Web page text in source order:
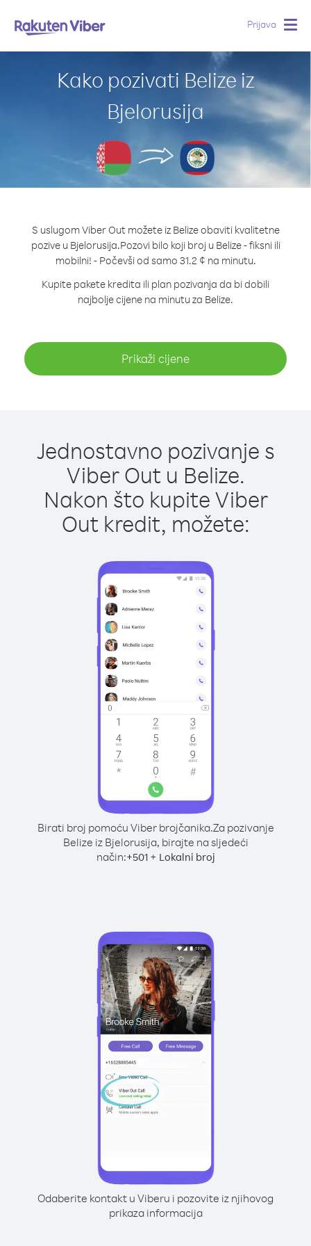
Prijava
Kako pozivati Belize iz
Bjelorusija
S uslugom Viber Out možete iz Belize obaviti kvalitetne
pozive u Bjelorusija.Pozovi bilo koji broj u Belize - fiksni ili
mobilni! - Počevši od samo 31.2 ¢ na minutu.
Kupite pakete kredita ili plan pozivanja da bi dobili
najbolje cijene na minutu za Belize.
Prikaži cijene
Jednostavno pozivanje s
Viber Out u Belize.
Nakon što kupite Viber
Out kredit, možete:
Birati broj pomoću Viber brojčanika.Za pozivanje
Belize iz Bjelorusija, birajte na sljedeći
način:+501+ Lokalni broj
Odaberite kontakt u Viberu i pozovite iz njihovog
prikaza informacija